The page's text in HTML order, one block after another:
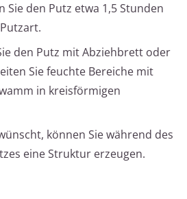
Sie den Putz etwa 1,5 Stunden
den Putz mit Abziehbrett oder
Sie feuchte Bereiche mit
in kreisförmigen
können Sie während des
eine Struktur erzeugen.